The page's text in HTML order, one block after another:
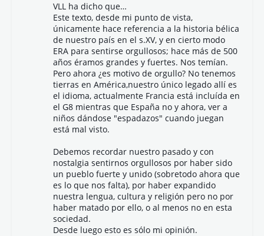
VLL ha dicho que…
Este texto, desde mi punto de vista,
únicamente hace referencia a la historia bélica
de nuestro país en el s.XV, y en cierto modo
ERA para sentirse orgullosos; hace más de 500
años éramos grandes y fuertes. Nos temían.
Pero ahora ¿es motivo de orgullo? No tenemos
tierras en América,nuestro único legado allí es
el idioma, actualmente Francia está incluída en
el G8 mientras que España no y ahora, ver a
niños dándose "espadazos" cuando juegan
está mal visto.
Debemos recordar nuestro pasado y con
nostalgia sentirnos orgullosos por haber sido
un pueblo fuerte y unido (sobretodo ahora que
es lo que nos falta), por haber expandido
nuestra lengua, cultura y religión pero no por
haber matado por ello, o al menos no en esta
sociedad.
Desde luego esto es sólo mi opinión.